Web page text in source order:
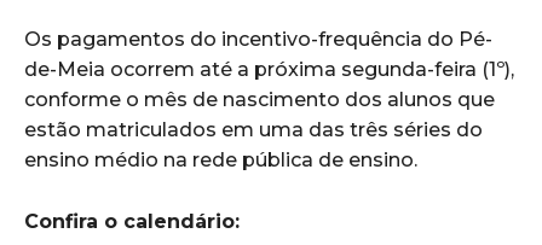
Os pagamentos do incentivo-frequência do Pé-
de-Meia ocorrem até a próxima segunda-feira (1º),
conforme o mês de nascimento dos alunos que
estão matriculados em uma das três séries do
ensino médio na rede pública de ensino.
Confira o calendário: